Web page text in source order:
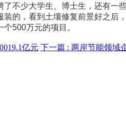
少大学生、博士生，还有一些
，看到土壤修复前景好之后
500万元的项目。
亿元 下一篇 : 两岸节能领域